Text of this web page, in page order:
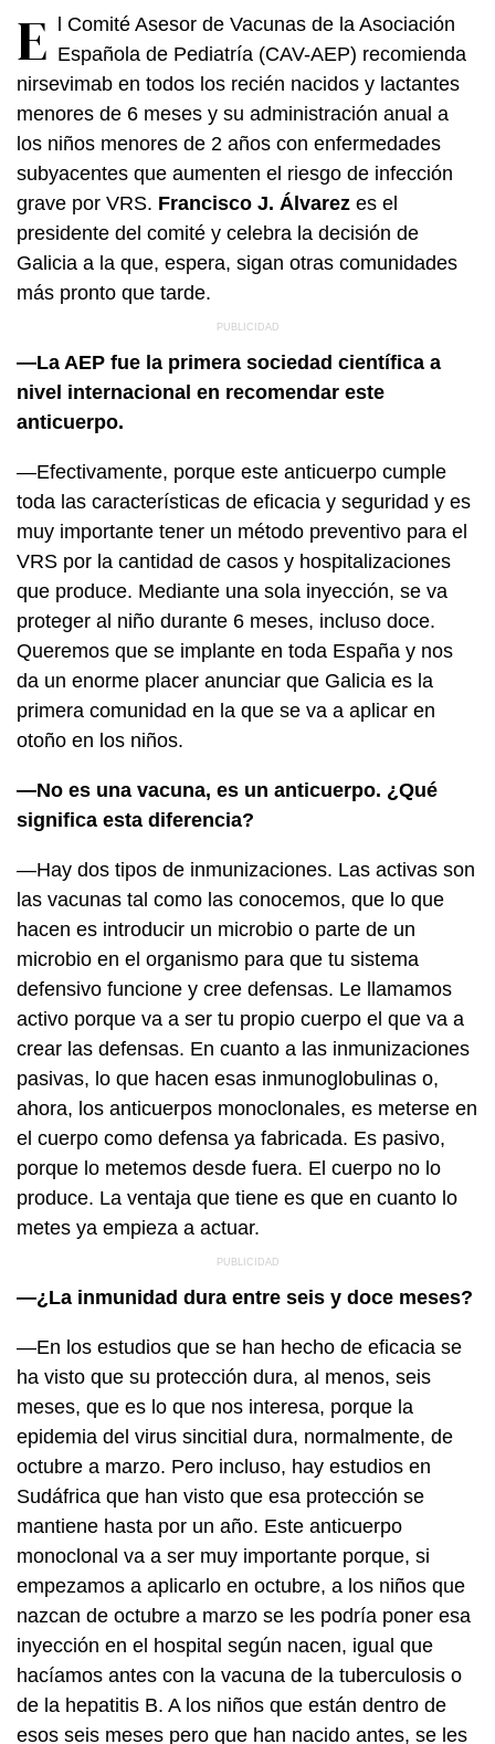
E l Comité Asesor de Vacunas de la Asociación
Española de Pediatría (CAV-AEP) recomienda
nirsevimab en todos los recién nacidos y lactantes
menores de 6 meses y su administración anual a
los niños menores de 2 años con enfermedades
subyacentes que aumenten el riesgo de infección
grave por VRS. Francisco J. Álvarez es el
presidente del comité y celebra la decisión de
Galicia a la que, espera, sigan otras comunidades
más pronto que tarde.
—La AEP fue la primera sociedad científica a
nivel internacional en recomendar este
anticuerpo.
—Efectivamente, porque este anticuerpo cumple
toda las características de eficacia y seguridad y es
muy importante tener un método preventivo para el
VRS por la cantidad de casos y hospitalizaciones
que produce. Mediante una sola inyección, se va
proteger al niño durante 6 meses, incluso doce.
Queremos que se implante en toda España y nos
da un enorme placer anunciar que Galicia es la
primera comunidad en la que se va a aplicar en
otoño en los niños.
—No es una vacuna, es un anticuerpo. ¿Qué
significa esta diferencia?
—Hay dos tipos de inmunizaciones. Las activas son
las vacunas tal como las conocemos, que lo que
hacen es introducir un microbio o parte de un
microbio en el organismo para que tu sistema
defensivo funcione y cree defensas. Le llamamos
activo porque va a ser tu propio cuerpo el que va a
crear las defensas. En cuanto a las inmunizaciones
pasivas, lo que hacen esas inmunoglobulinas o,
ahora, los anticuerpos monoclonales, es meterse en
el cuerpo como defensa ya fabricada. Es pasivo,
porque lo metemos desde fuera. El cuerpo no lo
produce. La ventaja que tiene es que en cuanto lo
metes ya empieza a actuar.
—¿La inmunidad dura entre seis y doce meses?
—En los estudios que se han hecho de eficacia se
ha visto que su protección dura, al menos, seis
meses, que es lo que nos interesa, porque la
epidemia del virus sincitial dura, normalmente, de
octubre a marzo. Pero incluso, hay estudios en
Sudáfrica que han visto que esa protección se
mantiene hasta por un año. Este anticuerpo
monoclonal va a ser muy importante porque, si
empezamos a aplicarlo en octubre, a los niños que
nazcan de octubre a marzo se les podría poner esa
inyección en el hospital según nacen, igual que
hacíamos antes con la vacuna de la tuberculosis o
de la hepatitis B. A los niños que están dentro de
esos seis meses pero que han nacido antes, se les